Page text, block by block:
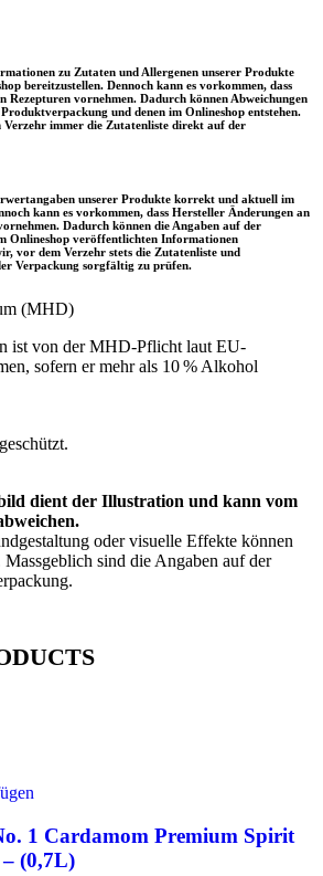
zu Zutaten und Allergenen unserer Produkte
bereitzustellen. Dennoch kann es vorkommen, dass
Rezepturen vornehmen. Dadurch können Abweichungen
und denen im Onlineshop entstehen.
immer die Zutatenliste direkt auf der
unserer Produkte korrekt und aktuell im
kann es vorkommen, dass Hersteller Änderungen an
Dadurch können die Angaben auf der
Onlineshop veröffentlichten Informationen
vor dem Verzehr stets die Zutatenliste und
Verpackung sorgfältig zu prüfen.
(MHD)
ist von der MHD-Pflicht laut EU-
sofern er mehr als 10 % Alkohol
dient der Illustration und kann vom
oder visuelle Effekte können
Massgeblich sind die Angaben auf der
1 Cardamom Premium Spirit
(0,7L)